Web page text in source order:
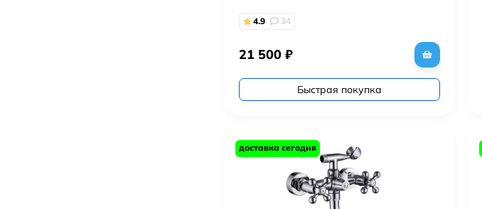
4.9 34
21 500 ₽
Быстрая покупка
доставка сегодня